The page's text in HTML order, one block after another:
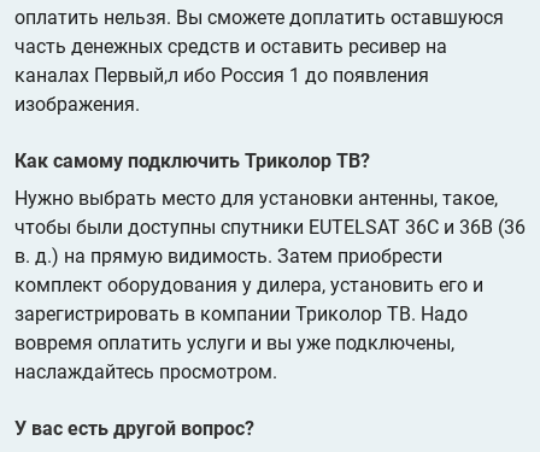
оплатить нельзя. Вы сможете доплатить оставшуюся
часть денежных средств и оставить ресивер на
каналах Первый,л ибо Россия 1 до появления
изображения.
Как самому подключить Триколор ТВ?
Нужно выбрать место для установки антенны, такое,
чтобы были доступны спутники EUTELSAT 36C и 36B (36
в. д.) на прямую видимость. Затем приобрести
комплект оборудования у дилера, установить его и
зарегистрировать в компании Триколор ТВ. Надо
вовремя оплатить услуги и вы уже подключены,
наслаждайтесь просмотром.
У вас есть другой вопрос?